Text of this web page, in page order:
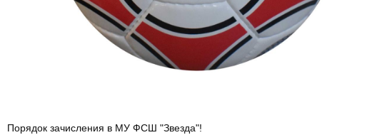
Порядок зачисления в МУ ФСШ "Звезда"!